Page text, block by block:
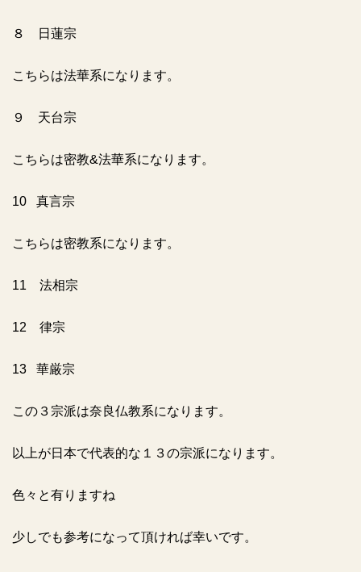
８ 日蓮宗
こちらは法華系になります。
９ 天台宗
こちらは密教&法華系になります。
10 真言宗
こちらは密教系になります。
11 法相宗
12 律宗
13 華厳宗
この３宗派は奈良仏教系になります。
以上が日本で代表的な１３の宗派になります。
色々と有りますね
少しでも参考になって頂ければ幸いです。